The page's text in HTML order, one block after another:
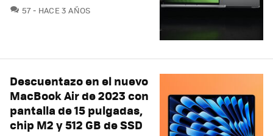
57COMENTARIOS
HACE 3 AÑOS
Descuentazo en el nuevo
MacBook Air de 2023 con
pantalla de 15 pulgadas,
chip M2 y 512 GB de SSD